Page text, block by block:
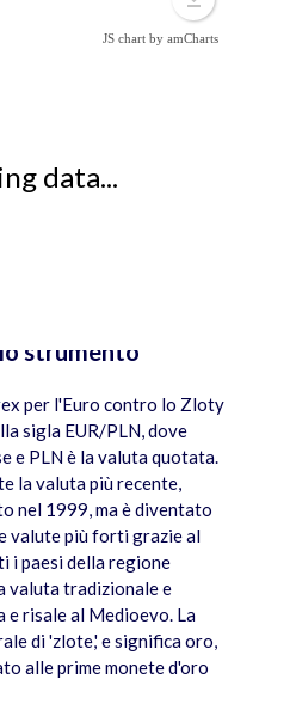
data...
JS chart by amCharts
strumento
per l'Euro contro lo Zloty
sigla EUR/PLN, dove
e PLN è la valuta quotata.
la valuta più recente,
nel 1999, ma è diventato
valute più forti grazie al
i paesi della regione
valuta tradizionale e
risale al Medioevo. La
di 'zlote,' e significa oro,
alle prime monete d'oro